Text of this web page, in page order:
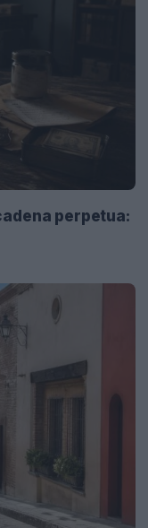
perpetua: